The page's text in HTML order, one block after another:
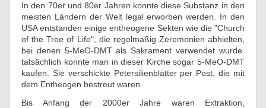
In den 70er und 80er Jahren konnte diese Substanz in den
meisten Ländern der Welt legal erworben werden. In den
USA entstanden einige entheogene Sekten wie die "Church
of the Tree of Life", die regelmäßig Zeremonien abhielten,
bei denen 5-MeO-DMT als Sakrament verwendet wurde.
tatsächlich konnte man in dieser Kirche sogar 5-MeO-DMT
kaufen. Sie verschickte Petersilienblätter per Post, die mit
dem Entheogen bestreut waren.
Bis Anfang der 2000er Jahre waren Extraktion,